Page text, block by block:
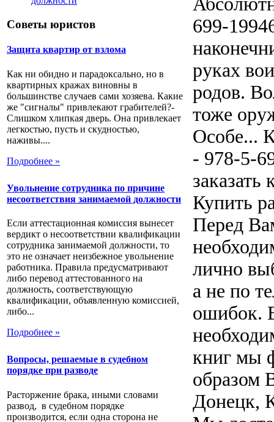
Советы юристов
Защита квартир от взлома
Как ни обидно и парадоксально, но в
квартирных кражах виновны в
большинстве случаев сами хозяева. Какие
же "сигналы" привлекают грабителей?-
Слишком хлипкая дверь. Она привлекает
легкостью, пусть и скудностью,
наживы....
Подробнее »
Увольнение сотрудника по причине
несоответствия занимаемой должности
Если аттестационная комиссия вынесет
вердикт о несоответствии квалификации
сотрудника занимаемой должности, то
это не означает неизбежное увольнение
работника. Правила предусматривают
либо перевод аттестованного на
должность, соответствующую
квалификации, объявленную комиссией,
либо...
Подробнее »
Вопросы, решаемые в судебном
порядке при разводе
Расторжение брака, иными словами
развод, в судебном порядке
производится, если одна сторона не
699-
руках
родов.
тоже
Особе...
- 978-5-
Купить
Перед
лично
а не по
ошибок.
книг мы
образом
Донецк,